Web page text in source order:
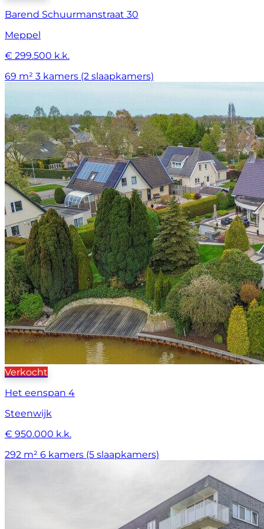
Barend Schuurmanstraat 30
Meppel
€ 299.500 k.k.
69 m² 3 kamers (2 slaapkamers)
Verkocht
Het eenspan 4
Steenwijk
€ 950.000 k.k.
292 m² 6 kamers (5 slaapkamers)